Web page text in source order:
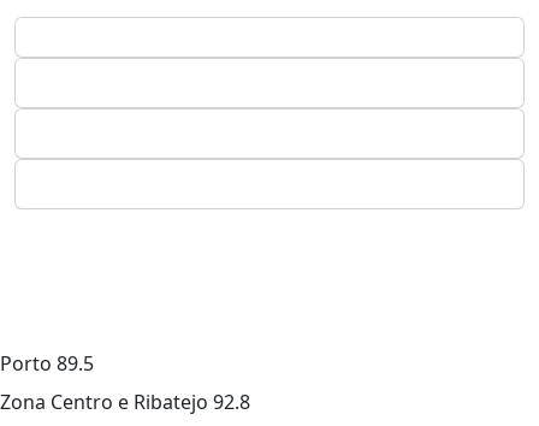
Porto 89.5
Zona Centro e Ribatejo 92.8